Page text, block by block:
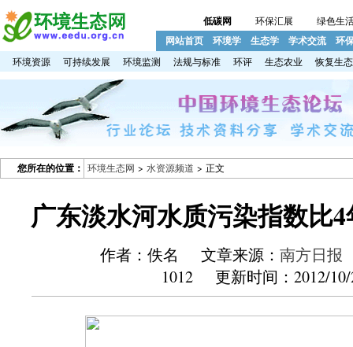
低碳网 环保汇展 绿色生
网站首页 环境学 生态学 学术交流 环
环境资源 可持续发展 环境监测 法规与标准 环评 生态农业 恢复生态
您所在的位置： 环境生态网 > 水资源频道 > 正文
广东淡水河水质污染指数比
作者：佚名 文章来源： 南方日报
1012 更新时间：2012/10/